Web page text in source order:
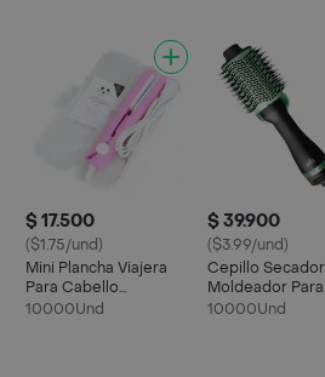
$ 17.500
($1.75/und)
Mini Plancha Viajera
Para Cabello
Cerámica Portátil
10000Und
$ 39.900
($3.99/und)
Cepillo
Moldeador Para
Cabello
10000Und